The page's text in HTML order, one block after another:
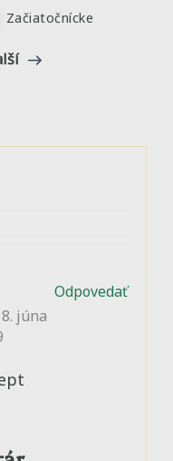
Začiatočnícke
júna
Odpovedať